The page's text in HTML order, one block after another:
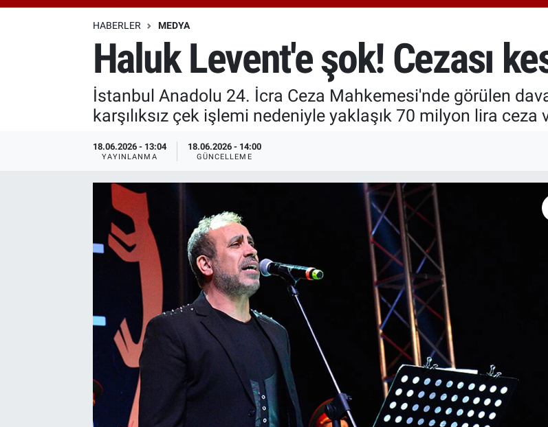
HABERLER MEDYA
Haluk Levent'e şok! Cezası
İstanbul Anadolu 24. İcra Ceza Mahkemesi'nde görülen
karşılıksız çek işlemi nedeniyle yaklaşık 70 milyon lira
18.06.2026 - 13:04
YAYINLANMA
18.06.2026 - 14:00
GÜNCELLEME
Özel Haberler
Özel Haberler
Haber Arşivi